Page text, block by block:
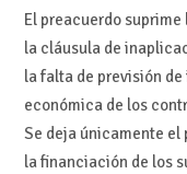
El preacuerdo
la cláusula de
la falta de previsión
económica de los
Se deja únicamente el
la financiación de los